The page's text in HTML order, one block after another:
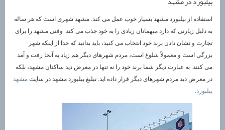
استفاده از بیلبورد مشهد بسیار خوب عمل می کند. مشهد شهری است که هر ساله
به دلیل زیارتی که دارد میهمانان زیادی را به خود جذب می کند. وقتی مشهد را برای
تجارت و نشان دادن برند خود انتخاب می کنید، باید بدانید که جدا از اینکه شهر
بزرگی است و معمولاً شلوغ است، مردم شهرهای دیگر هم زیاد به آنجا رفت و آمد
می کنند. به عبارت دیگر شما برند خود را نه تنها در معرض دید ساکنان مشهد، بلکه
در معرض دید مردم شهرهای دیگر قرار داده اید. تبلیغ بیلبورد مشهد در سایت مشهد
بیلبورد.